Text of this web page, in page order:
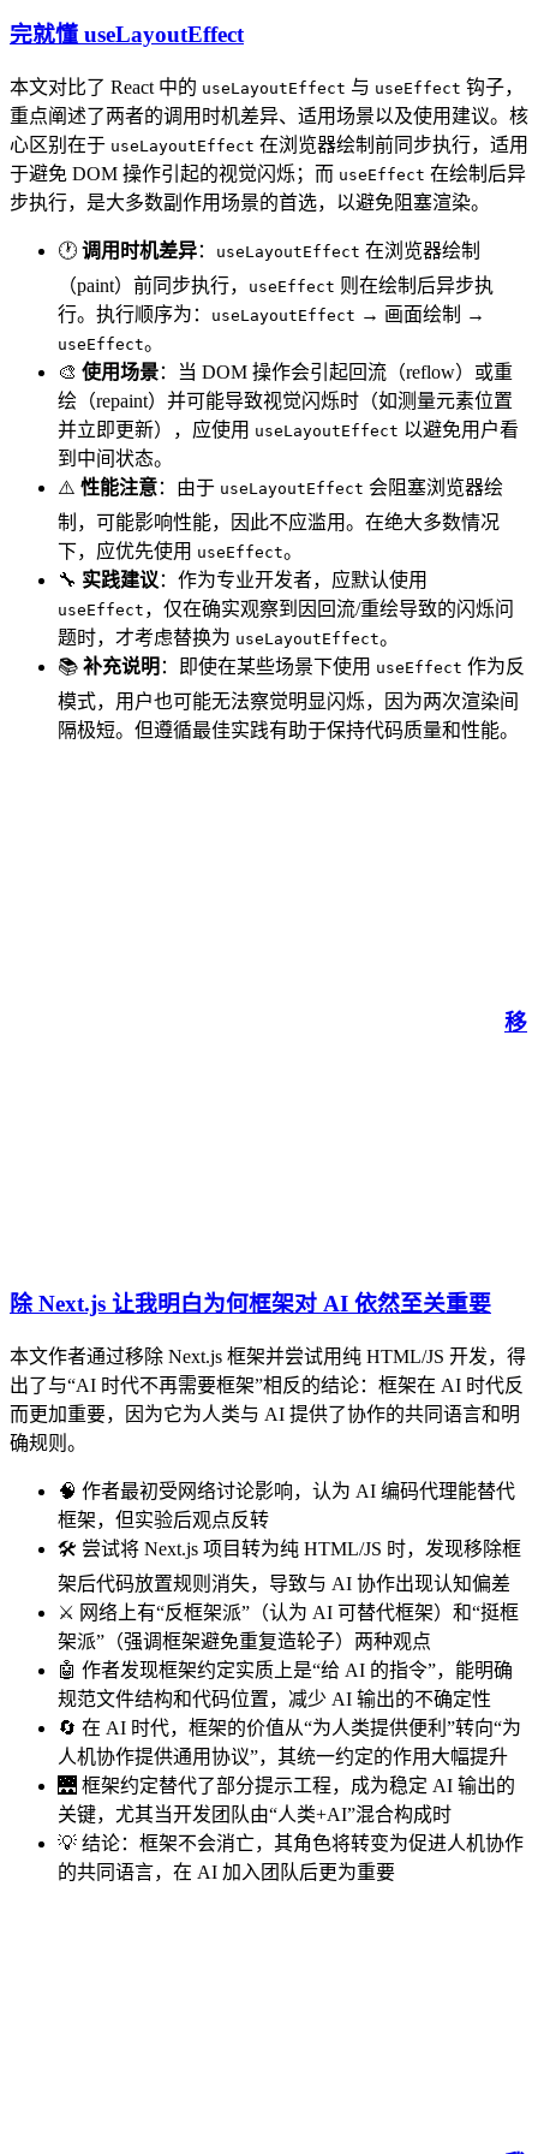
完就懂 useLayoutEffect
本文对比了 React 中的 useLayoutEffect 与 useEffect 钩子，
重点阐述了两者的调用时机差异、适用场景以及使用建议。核
心区别在于 useLayoutEffect 在浏览器绘制前同步执行，适用
于避免 DOM 操作引起的视觉闪烁；而 useEffect 在绘制后异
步执行，是大多数副作用场景的首选，以避免阻塞渲染。
🕐 调用时机差异： useLayoutEffect 在浏览器绘制
（paint）前同步执行，
useEffect 则在绘制后异步执
行。执行顺序为：
useLayoutEffect → 画面绘制 →
useEffect。
🎨 使用场景：当 DOM 操作会引起回流（reflow）或重
绘（repaint）并可能导致视觉闪烁时（如测量元素位置
并立即更新），应使用 useLayoutEffect 以避免用户看
到中间状态。
⚠️ 性能注意：由于 useLayoutEffect 会阻塞浏览器绘
制，可能影响性能，因此不应滥用。在绝大多数情况
下，应优先使用 useEffect。
🔧 实践建议 ：作为专业开发者，应默认使用
useEffect ，仅在确实观察到因回流/重绘导致的闪烁问
题时，才考虑替换为 useLayoutEffect。
📚 补充说明 ：即使在某些场景下使用 useEffect 作为反
模式，用户也可能无法察觉明显闪烁，因为两次渲染间
隔极短。但遵循最佳实践有助于保持代码质量和性能。
移
除 Next.js 让我明白为何框架对 AI 依然至关重要
本文作者通过移除 Next.js 框架并尝试用纯 HTML/JS 开发，得
出了与“AI 时代不再需要框架”相反的结论：框架在 AI 时代反
而更加重要，因为它为人类与 AI 提供了协作的共同语言和明
确规则。
🧠 作者最初受网络讨论影响，认为 AI 编码代理能替代
框架，但实验后观点反转
🛠️ 尝试将 Next.js 项目转为纯 HTML/JS 时，发现移除框
架后代码放置规则消失，导致与 AI 协作出现认知偏差
⚔️ 网络上有“反框架派”（认为 AI 可替代框架）和“挺框
架派”（强调框架避免重复造轮子）两种观点
🤖 作者发现框架约定实质上是“给 AI 的指令”，能明确
规范文件结构和代码位置，减少 AI 输出的不确定性
🔄 在 AI 时代，框架的价值从“为人类提供便利”转向“为
人机协作提供通用协议”，其统一约定的作用大幅提升
🌉 框架约定替代了部分提示工程，成为稳定 AI 输出的
关键，尤其当开发团队由“人类+AI”混合构成时
💡 结论：框架不会消亡，其角色将转变为促进人机协作
的共同语言，在 AI 加入团队后更为重要